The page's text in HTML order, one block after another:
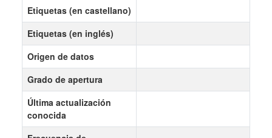
Etiquetas (en castellano)
Etiquetas (en inglés)
Origen de datos
Grado de apertura
Última actualización
conocida